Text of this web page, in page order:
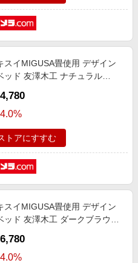
スイMIGUSA畳使用 デザイン
ッド 友澤木工 ナチュラル
4.0%
トアにすすむ
スイMIGUSA畳使用 デザイン
ッド 友澤木工 ダークブラウン
4.0%